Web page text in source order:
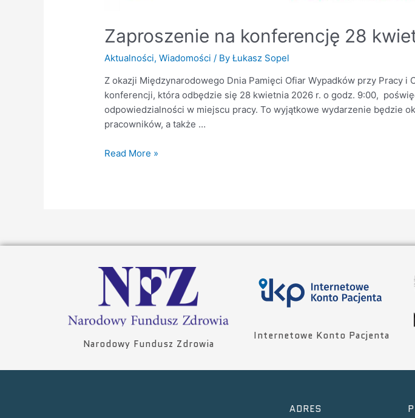
Zaproszenie na konferencję 28
Aktualności,Wiadomości / ByŁukasz Sopel
Z okazji Międzynarodowego Dnia Pamięci Ofiar Wypadków przy Pracy
konferencji, która odbędzie się 28 kwietnia 2026 r. o godz. 9:00,
odpowiedzialności w miejscu pracy. To wyjątkowe wydarzenie będzie
pracowników, a także …
Read More »
Narodowy Fundusz Zdrowia
Internetowe Konto Pacjenta
ADRES